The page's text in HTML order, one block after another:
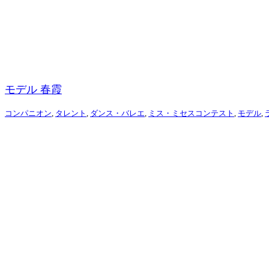
モデル 春霞
コンパニオン タレント ダンス・バレエ ミス・ミセスコンテスト モデル